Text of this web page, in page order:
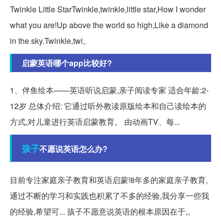
Twinkle Little StarTwinkle,twinkle,little star,How I wonder
what you are!Up above the world so high,Like a diamond
in the sky.Twinkle,twi。
启蒙英语哪个app比较好?
1、伴鱼绘本——英语听说启蒙,亲子阅读专家 适合年龄:2-
12岁 总体介绍: 它通过听外教读原版绘本和自己读绘本的
方式,对儿童进行英语启蒙教育。 由动画TV、每...
孩子不愿说英语怎么办?
目前专注家庭亲子教育和英语启蒙!8年多的家庭亲子教育,
通过不断的学习和实践也积累了不多的经验,我分享一些我
的经验,希望可... 孩子不愿意说英语的根本原因在于,。